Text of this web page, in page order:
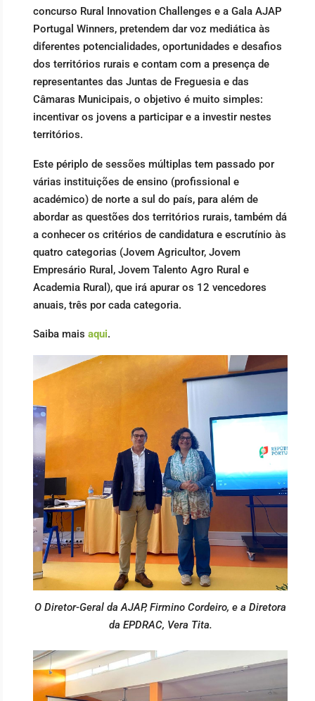
concurso Rural Innovation Challenges e a Gala AJAP
Portugal Winners, pretendem dar voz mediática às
diferentes potencialidades, oportunidades e desafios
dos territórios rurais e contam com a presença de
representantes das Juntas de Freguesia e das
Câmaras Municipais, o objetivo é muito simples:
incentivar os jovens a participar e a investir nestes
territórios.
Este périplo de sessões múltiplas tem passado por
várias instituições de ensino (profissional e
académico) de norte a sul do país, para além de
abordar as questões dos territórios rurais, também dá
a conhecer os critérios de candidatura e escrutínio às
quatro categorias (Jovem Agricultor, Jovem
Empresário Rural, Jovem Talento Agro Rural e
Academia Rural), que irá apurar os 12 vencedores
anuais, três por cada categoria.
Saiba mais aqui.
O Diretor-Geral da AJAP, Firmino Cordeiro, e a Diretora
da EPDRAC, Vera Tita.